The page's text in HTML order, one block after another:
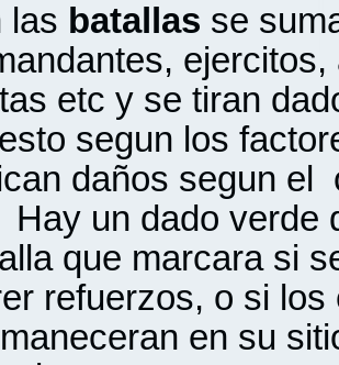
las batallas se
etc y se tiran
segun los
daños segun el
Hay un dado verde
que marcara si
refuerzos, o si
en su